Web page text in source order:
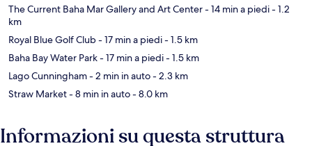
The Current Baha Mar Gallery and Art Center- 14 min a piedi- 1.2
km
Royal Blue Golf Club- 17 min a piedi- 1.5 km
Baha Bay Water Park- 17 min a piedi- 1.5 km
Lago Cunningham- 2 min in auto- 2.3 km
Straw Market- 8 min in auto- 8.0 km
Informazioni su questa struttura